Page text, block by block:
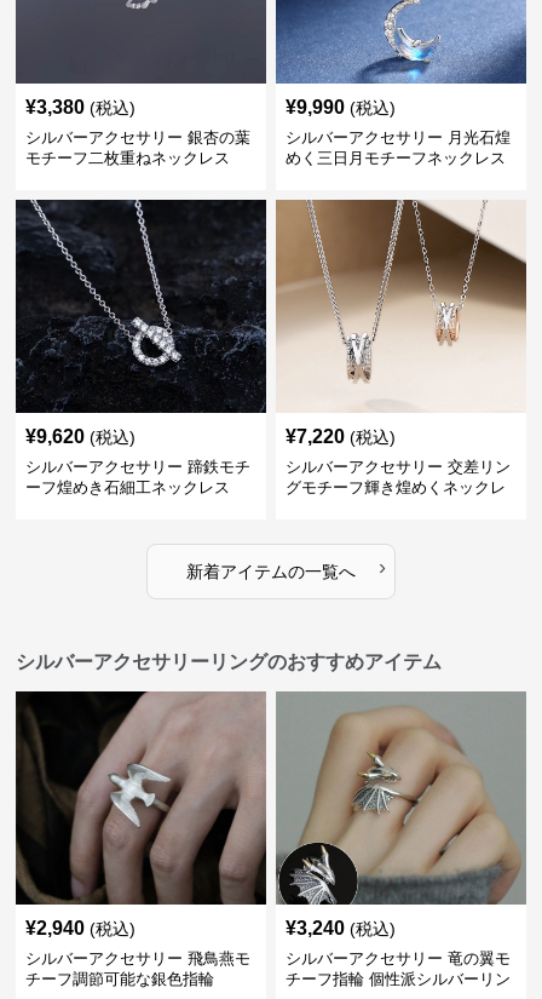
¥3,380 (税込)
シルバーアクセサリー 銀杏の葉
モチーフ二枚重ねネックレス
¥9,990 (税込)
シルバーアクセサリー 月光石煌
めく三日月モチーフネックレス
¥9,620 (税込)
シルバーアクセサリー 蹄鉄モチ
ーフ煌めき石細工ネックレス
¥7,220 (税込)
シルバーアクセサリー 交差リン
グモチーフ輝き煌めくネックレ
新着アイテムの一覧へ ›
シルバーアクセサリーリングのおすすめアイテム
¥2,940 (税込)
シルバーアクセサリー 飛鳥燕モ
チーフ調節可能な銀色指輪
¥3,240 (税込)
シルバーアクセサリー 竜の翼モ
チーフ指輪 個性派シルバーリン